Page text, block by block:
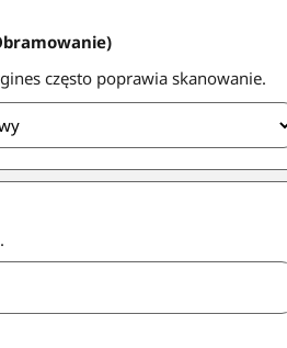
często poprawia skanowanie.